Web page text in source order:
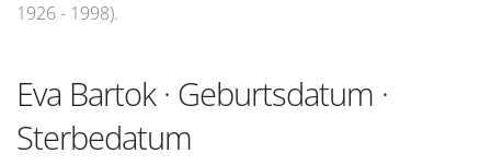
1926 - 1998).
Eva Bartok · Geburtsdatum ·
Sterbedatum